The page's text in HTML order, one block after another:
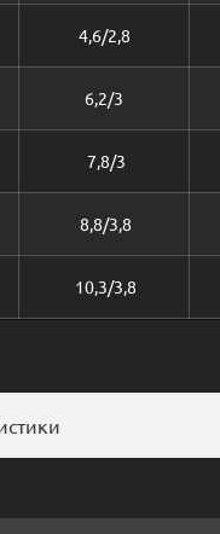
4,6/2,8
6,2/3
7,8/3
8,8/3,8
10,3/3,8